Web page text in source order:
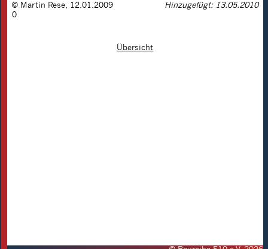
© Martin Rese 12.01.2009
Hinzugefügt: 13.05.2010
0
Übersicht